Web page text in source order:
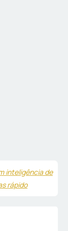
inteligência de
rápido